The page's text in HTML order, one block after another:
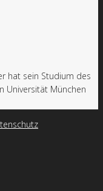
hat sein Studium des
Universität München